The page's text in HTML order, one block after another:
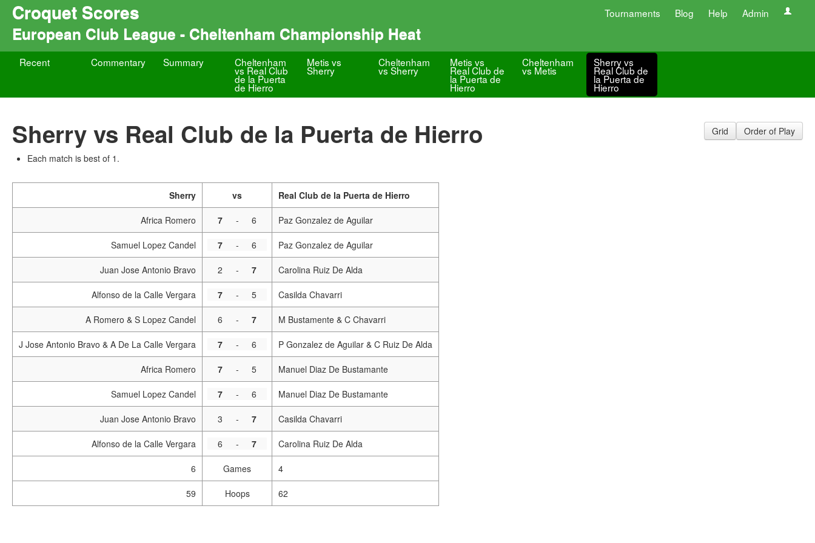
Croquet Scores Tournaments Blog Help Admin
European Club League - Cheltenham Championship Heat
Recent Commentary Summary Cheltenham
vs Real Club
de la Puerta
de Hierro
Metis vs
Sherry
Cheltenham
vs Sherry
Metis vs
Real Club de
la Puerta de
Hierro
Cheltenham
vs Metis
Sherry vs
Real Club de
la Puerta de
Hierro
Grid Order of Play
Sherry vs Real Club de la Puerta de Hierro
Each match is best of 1.
Sherry vs Real Club de la Puerta de Hierro
Africa Romero 7 - 6 Paz Gonzalez de Aguilar
Samuel Lopez Candel 7 - 6 Paz Gonzalez de Aguilar
Juan Jose Antonio Bravo 2 - 7 Carolina Ruiz De Alda
Alfonso de la Calle Vergara 7 - 5 Casilda Chavarri
A Romero & S Lopez Candel 6 - 7 M Bustamente & C Chavarri
J Jose Antonio Bravo & A De La Calle Vergara 7 - 6 P Gonzalez de Aguilar & C Ruiz De Alda
Africa Romero 7 - 5 Manuel Diaz De Bustamante
Samuel Lopez Candel 7 - 6 Manuel Diaz De Bustamante
Juan Jose Antonio Bravo 3 - 7 Casilda Chavarri
Alfonso de la Calle Vergara 6 - 7 Carolina Ruiz De Alda
6 Games 4
59 Hoops 62